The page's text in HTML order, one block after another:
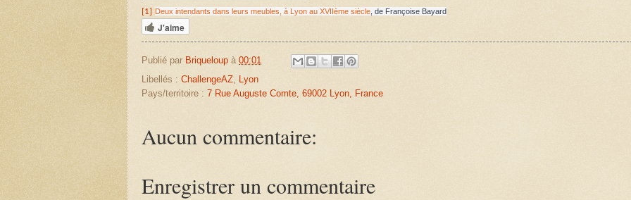
[1] Deux intendants dans leurs meubles, à Lyon au XVIIème siècle , de Françoise Bayard
J'aime
Publié par Briqueloup à 00:01
Libellés : ChallengeAZ
Lyon
Pays/territoire : 7 Rue Auguste Comte, 69002 Lyon, France
Aucun commentaire:
Enregistrer un commentaire